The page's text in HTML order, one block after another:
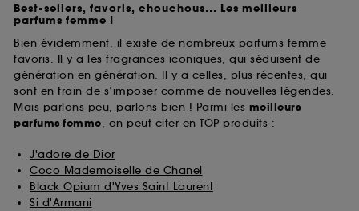
Best-sellers, favoris, chouchous... Les meilleurs
parfums femme !
Bien évidemment, il existe de nombreux parfums femme
favoris. Il y a les fragrances iconiques, qui séduisent de
génération en génération. Il y a celles, plus récentes, qui
sont en train de s’imposer comme de nouvelles légendes.
Mais parlons peu, parlons bien ! Parmi les meilleurs
parfums femme, on peut citer en TOP produits :
J'adore de Dior
Coco Mademoiselle de Chanel
Black Opium d'Yves Saint Laurent
Si d'Armani